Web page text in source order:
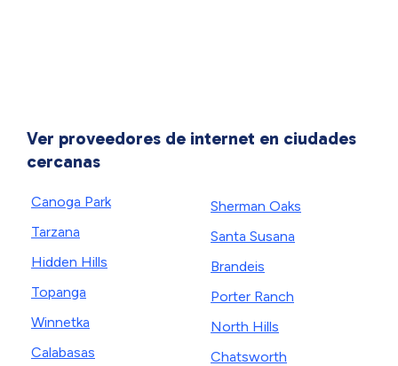
Ver proveedores de internet en ciudades
cercanas
Canoga Park
Tarzana
Hidden Hills
Topanga
Winnetka
Calabasas
Sherman Oaks
Santa Susana
Brandeis
Porter Ranch
North Hills
Chatsworth